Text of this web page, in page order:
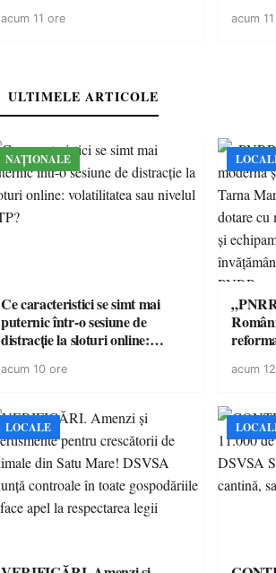
energie electrică a fabricilor de
acum 11 ore acum
ULTIMELE ARTICOLE
NAȚIONALE
Ce caracteristici se simt mai
puternic într-o sesiune de
distracție la sloturi online:
acum 10 ore
dotare
a
PNRR
acum
LOCALE